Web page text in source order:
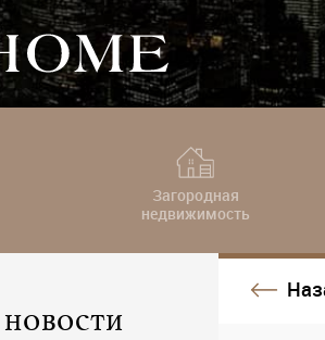
Загородная
недвижимость